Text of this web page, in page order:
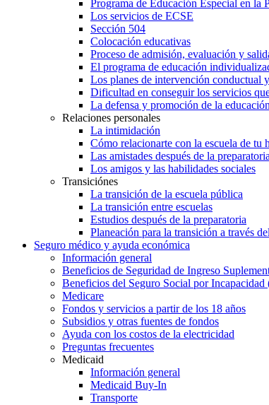
Programa de Educación Especial en la
Los servicios de ECSE
Sección 504
Colocación educativas
Proceso de admisión, evaluación y
El programa de educación
Los planes de intervención conductual
Dificultad en conseguir los servicios
La defensa y promoción de la
Relaciones personales
La intimidación
Cómo relacionarte con la escuela de tu
Las amistades después de la preparatoria
Los amigos y las habilidades sociales
Transiciónes
La transición de la escuela pública
La transición entre escuelas
Estudios después de la preparatoria
Planeación para la transición a través
Seguro médico y ayuda económica
Información general
Beneficios de Seguridad de Ingreso
Beneficios del Seguro Social por Incapacidad
Medicare
Fondos y servicios a partir de los 18 años
Subsidios y otras fuentes de fondos
Ayuda con los costos de la electricidad
Preguntas frecuentes
Medicaid
Información general
Medicaid Buy-In
Transporte